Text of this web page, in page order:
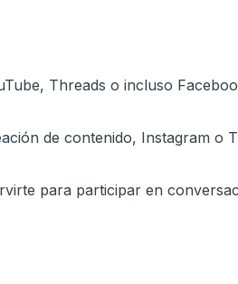
Threads o incluso
de contenido, Instagram o
para participar en